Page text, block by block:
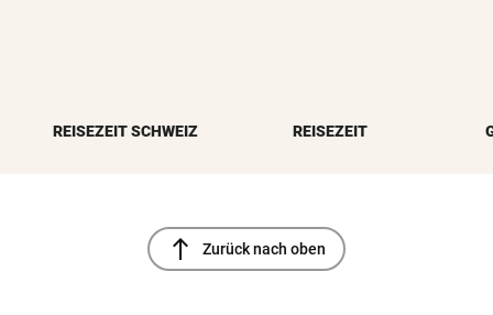
REISEZEIT SCHWEIZ REISEZEIT
north Zurück nach oben